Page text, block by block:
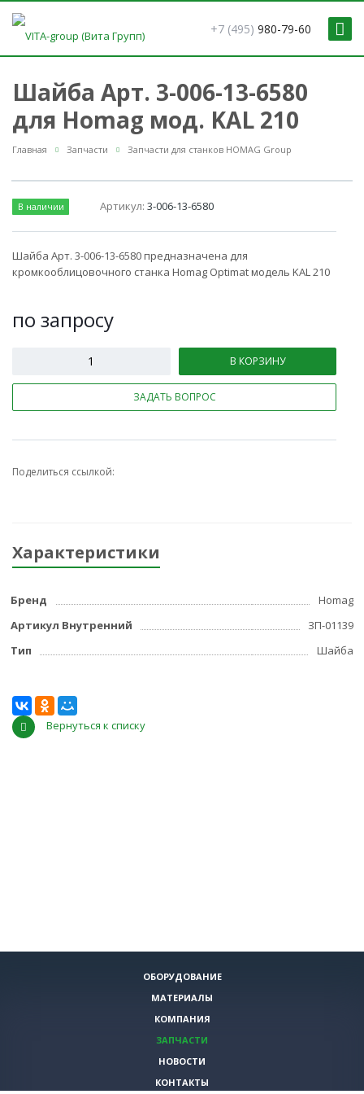
+7 (495) 980-79-60
Шайба Арт. 3-006-13-6580
для Homag мод. KAL 210
Главная Запчасти Запчасти для станков HOMAG Group
В наличии Артикул:3-006-13-6580
Шайба Арт. 3-006-13-6580 предназначена для
кромкооблицовочного станка Homag Optimat модель KAL 210
по запросу
В КОРЗИНУ
ЗАДАТЬ ВОПРОС
Поделиться ссылкой:
Характеристики
Бренд
Homag
Артикул Внутренний
ЗП-01139
Тип
Шайба
Вернуться к списку
ОБОРУДОВАНИЕ
МАТЕРИАЛЫ
КОМПАНИЯ
ЗАПЧАСТИ
НОВОСТИ
КОНТАКТЫ